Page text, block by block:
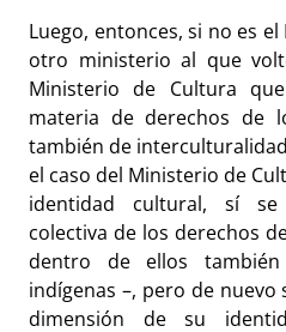
Luego, entonces, si no es
otro ministerio al que
Ministerio de Cultura
materia de derechos de
también de
el caso del Ministerio de
identidad cultural, sí
colectiva de los derechos
dentro de ellos
indígenas –, pero de nuevo
dimensión de su